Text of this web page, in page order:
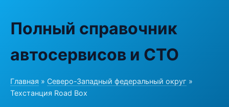
Полный справочник
автосервисов и СТО
Главная » Северо-Западный федеральный округ »
Техстанция Road Box